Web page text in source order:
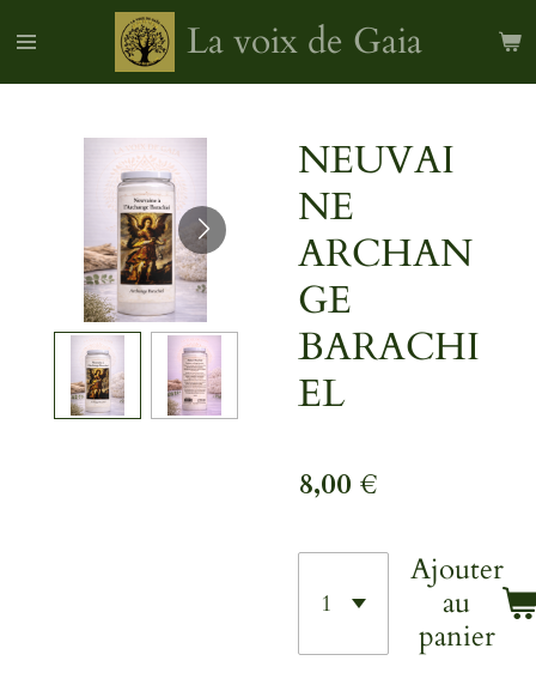
La voix de Gaia
NEUVAI
NE
ARCHAN
GE
BARACHI
EL
8,00 €
Ajouter
au
panier